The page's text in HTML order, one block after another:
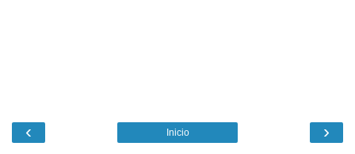
‹ ›
Inicio